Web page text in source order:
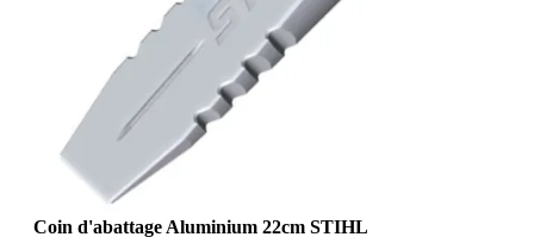
Coin d'abattage Aluminium 22cm STIHL